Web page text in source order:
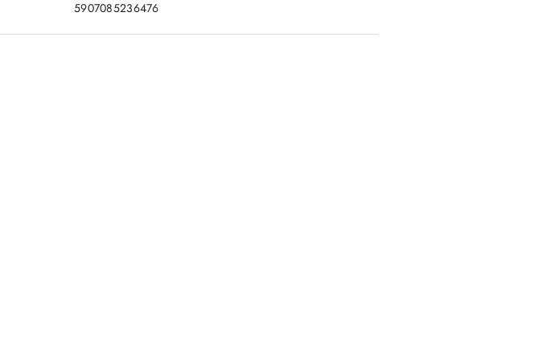
5907085236476